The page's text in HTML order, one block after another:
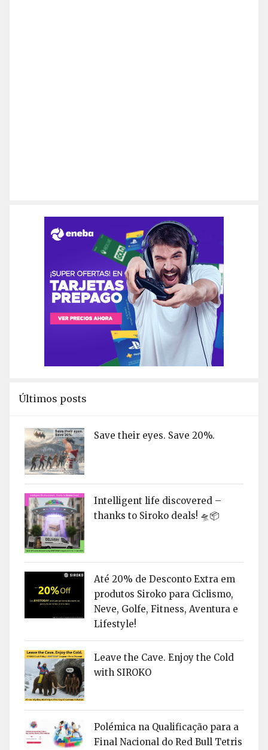
Últimos posts
Save their eyes. Save 20%.
Intelligent life discovered –
thanks to Siroko deals! 🛸📦
Até 20% de Desconto Extra em
produtos Siroko para Ciclismo,
Neve, Golfe, Fitness, Aventura e
Lifestyle!
Leave the Cave. Enjoy the Cold
with SIROKO
Polémica na Qualificação para a
Final Nacional do Red Bull Tetris